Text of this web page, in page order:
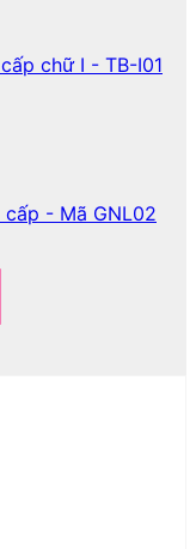
chữ I - TB-I01
- Mã GNL02